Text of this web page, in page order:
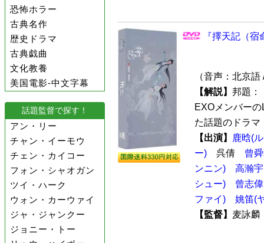
恐怖ホラー
古典名作
歴史ドラマ
古典戯曲
文化教養
美国電影-中文字幕
話題監督で探す！
アン・リー
チャン・イーモウ
チェン・カイコー
フォン・シャオガン
ツイ・ハーク
ウォン・カーウァイ
ジャ・ジャンクー
ジョニー・トー
『擇天記（
（音声：北京
【解説】 邦題：
EXOメンバー
た話題のドラマ
【出演】
鹿晗(
ー) 呉倩 曾
ンニン)
高瀚
シュー)
曾志
ファイ)
姚笛(
【監督】 麦詠